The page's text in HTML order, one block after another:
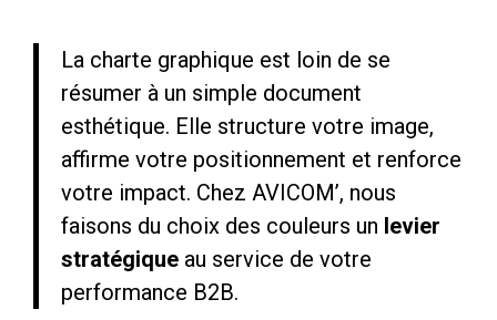
La charte graphique est loin de se
résumer à un simple document
esthétique. Elle structure votre image,
affirme votre positionnement et renforce
votre impact. Chez AVICOM’, nous
faisons du choix des couleurs un levier
stratégique au service de votre
performance B2B.